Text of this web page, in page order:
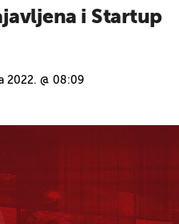
i Startup
2022. @ 08:09